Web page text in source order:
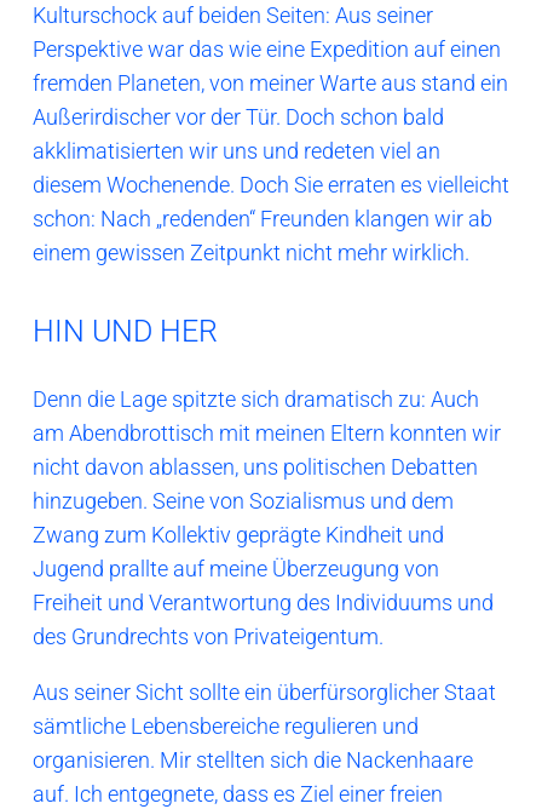
Kulturschock auf beiden Seiten: Aus seiner
Perspektive war das wie eine Expedition auf einen
fremden Planeten, von meiner Warte aus stand ein
Außerirdischer vor der Tür. Doch schon bald
akklimatisierten wir uns und redeten viel an
diesem Wochenende. Doch Sie erraten es vielleicht
schon: Nach „redenden“ Freunden klangen wir ab
einem gewissen Zeitpunkt nicht mehr wirklich.
HIN UND HER
Denn die Lage spitzte sich dramatisch zu: Auch
am Abendbrottisch mit meinen Eltern konnten wir
nicht davon ablassen, uns politischen Debatten
hinzugeben. Seine von Sozialismus und dem
Zwang zum Kollektiv geprägte Kindheit und
Jugend prallte auf meine Überzeugung von
Freiheit und Verantwortung des Individuums und
des Grundrechts von Privateigentum.
Aus seiner Sicht sollte ein überfürsorglicher Staat
sämtliche Lebensbereiche regulieren und
organisieren. Mir stellten sich die Nackenhaare
auf. Ich entgegnete, dass es Ziel einer freien